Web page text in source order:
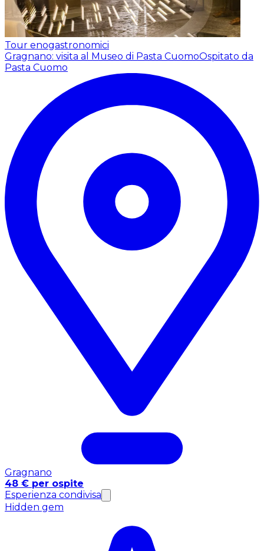
Tour enogastronomici
Gragnano: visita al Museo di Pasta CuomoOspitato da
Pasta Cuomo
Gragnano
48 € per ospite
Esperienza condivisa
Hidden gem